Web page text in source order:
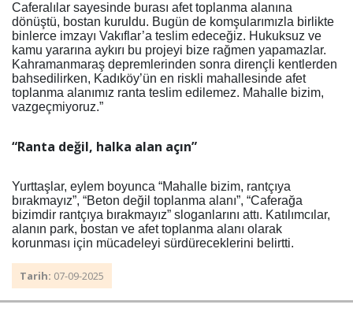
Caferalılar sayesinde burası afet toplanma alanına
dönüştü, bostan kuruldu. Bugün de komşularımızla birlikte
binlerce imzayı Vakıflar’a teslim edeceğiz. Hukuksuz ve
kamu yararına aykırı bu projeyi bize rağmen yapamazlar.
Kahramanmaraş depremlerinden sonra dirençli kentlerden
bahsedilirken, Kadıköy’ün en riskli mahallesinde afet
toplanma alanımız ranta teslim edilemez. Mahalle bizim,
vazgeçmiyoruz.”
“Ranta değil, halka alan açın”
Yurttaşlar, eylem boyunca “Mahalle bizim, rantçıya
bırakmayız”, “Beton değil toplanma alanı”, “Caferağa
bizimdir rantçıya bırakmayız” sloganlarını attı. Katılımcılar,
alanın park, bostan ve afet toplanma alanı olarak
korunması için mücadeleyi sürdüreceklerini belirtti.
Tarih: 07-09-2025